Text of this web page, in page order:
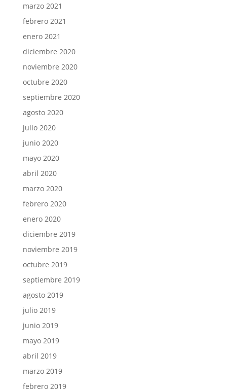
marzo 2021
febrero 2021
enero 2021
diciembre 2020
noviembre 2020
octubre 2020
septiembre 2020
agosto 2020
julio 2020
junio 2020
mayo 2020
abril 2020
marzo 2020
febrero 2020
enero 2020
diciembre 2019
noviembre 2019
octubre 2019
septiembre 2019
agosto 2019
julio 2019
junio 2019
mayo 2019
abril 2019
marzo 2019
febrero 2019